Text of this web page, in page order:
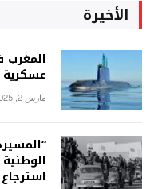
الأخيرة
المغرب
عسكرية
مارس 2, 2025